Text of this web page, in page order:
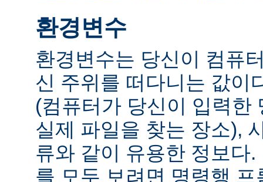
환경변수
환경변수는 당신이 컴퓨
신 주위를 떠다니는 값이
(컴퓨터가 당신이 입력한
실제 파일을 찾는 장소),
류와 같이 유용한 정보다
를 모두 보려면 명령행